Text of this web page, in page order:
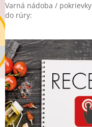
Varná nádoba / pokrievky
do rúry: